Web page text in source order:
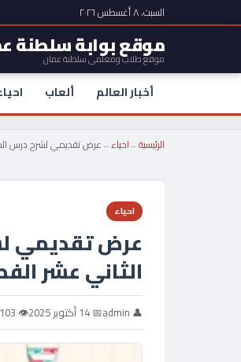
السبت، ٨ أغسطس ٢٠٢٦
موقع بوابة سلطنة
موقع طلاب ومعلمي سلطنة عمان
أخبار العالم ألعاب
الرئيسية←احياء←عرض تقديمي لشرح درس
احياء
عرض تقديمي
الثاني عشر
👤 admin 📅 14 أكتوبر 2025 👁 103